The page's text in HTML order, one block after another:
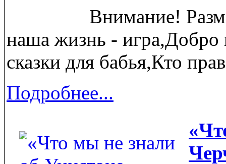
Внимание!
наша жизнь - игра,Добро
сказки для бабья,Кто
Подробнее...